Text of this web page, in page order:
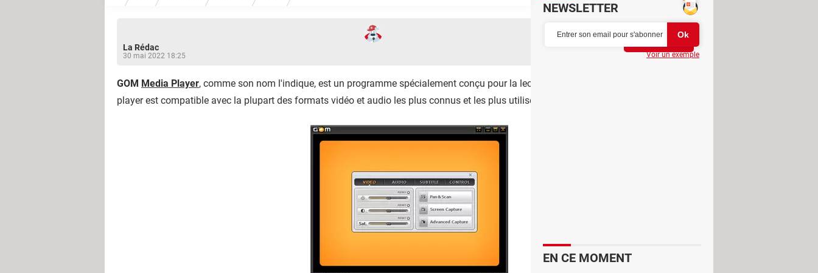
La Rédac
30 mai 2022 18:25
GOM Media Player, comme son nom l'indique, est un programme spécialement conçu pour la lecture des fichiers multimédias. GOM
player est compatible avec la plupart des formats vidéo et audio les plus connus et les plus utilisés.
NEWSLETTER
Voir un exemple
EN CE MOMENT